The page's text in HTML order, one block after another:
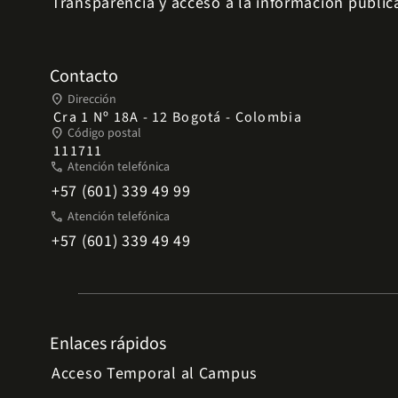
Contacto
place Dirección
Cra 1 Nº 18A - 12 Bogotá - Colombia
place Código postal
111711
phone Atención telefónica
+57 (601) 339 49 99
phone Atención telefónica
+57 (601) 339 49 49
Enlaces rápidos
Acceso Temporal al Campus